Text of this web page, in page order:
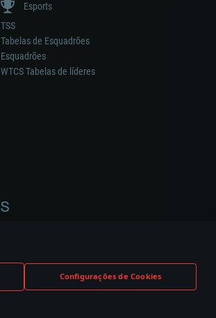
Configurações de Cookies
Esports
TSS
Tabelas de Esquadrões
Esquadrões
WTCS Tabelas de líderes